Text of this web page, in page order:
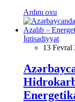
Ardını oxu
İqtisadiyyat
13 Fevral